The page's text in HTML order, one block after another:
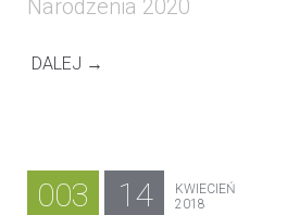
Narodzenia 2020
DALEJ →
003 14
KWIECIEŃ
2018